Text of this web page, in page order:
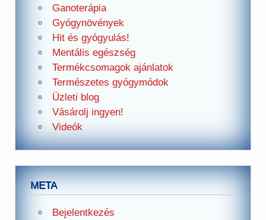
Ganoterápia
Gyógynövények
Hit és gyógyulás!
Mentális egészség
Termékcsomagok ajánlatok
Természetes gyógymódok
Üzleti blog
Vásárolj ingyen!
Videók
META
Bejelentkezés